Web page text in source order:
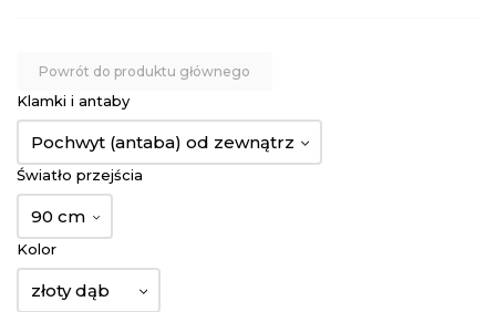
Powrót do produktu głównego
Klamki i antaby
Pochwyt (antaba) od zewnątrz
Światło przejścia
90 cm
Kolor
złoty dąb